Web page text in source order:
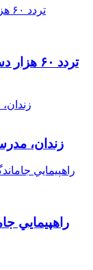
تردد ۶۰
زندان،
راهپيمايي